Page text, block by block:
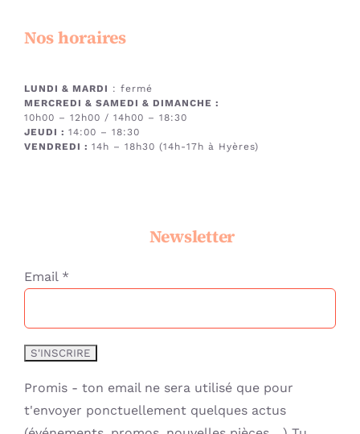
Nos horaires
LUNDI & MARDI : fermé
MERCREDI & SAMEDI & DIMANCHE :
10h00 – 12h00 / 14h00 – 18:30
JEUDI : 14:00 – 18:30
VENDREDI : 14h – 18h30 (14h-17h à Hyères)
Newsletter
Email *
Promis - ton email ne sera utilisé que pour
t'envoyer ponctuellement quelques actus